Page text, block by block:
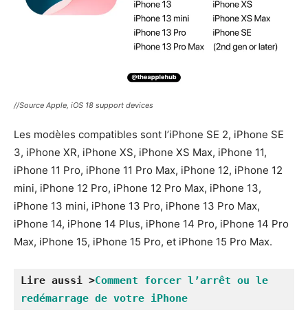
//Source Apple, iOS 18 support devices
Les modèles compatibles sont l’iPhone SE 2, iPhone SE
3, iPhone XR, iPhone XS, iPhone XS Max, iPhone 11,
iPhone 11 Pro, iPhone 11 Pro Max, iPhone 12, iPhone 12
mini, iPhone 12 Pro, iPhone 12 Pro Max, iPhone 13,
iPhone 13 mini, iPhone 13 Pro, iPhone 13 Pro Max,
iPhone 14, iPhone 14 Plus, iPhone 14 Pro, iPhone 14 Pro
Max, iPhone 15, iPhone 15 Pro, et iPhone 15 Pro Max.
Lire aussi >Comment forcer l’arrêt ou le
redémarrage de votre iPhone